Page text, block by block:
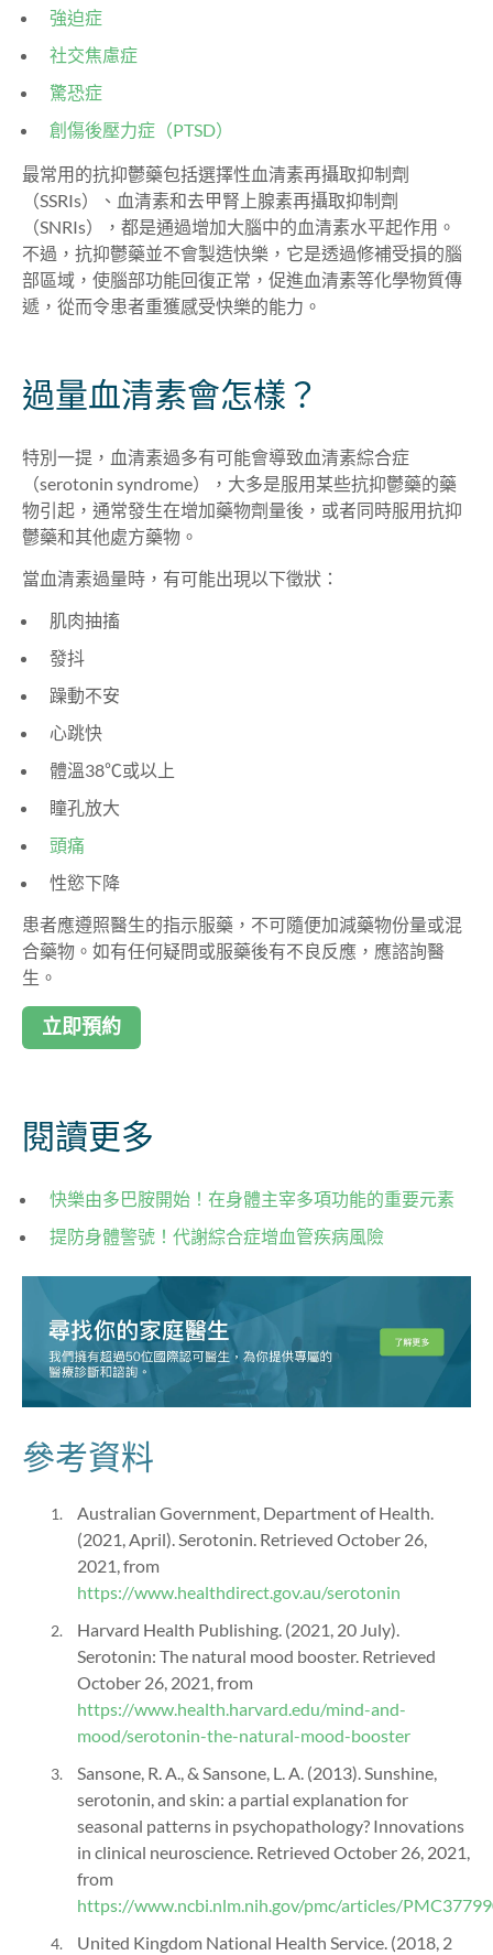
強迫症
社交焦慮症
驚恐症
創傷後壓力症（PTSD）
最常用的抗抑鬱藥包括選擇性血清素再攝取抑制劑
（SSRIs）、血清素和去甲腎上腺素再攝取抑制劑
（SNRIs），都是通過增加大腦中的血清素水平起作用。
不過，抗抑鬱藥並不會製造快樂，它是透過修補受損的腦
部區域，使腦部功能回復正常，促進血清素等化學物質傳
遞，從而令患者重獲感受快樂的能力。
過量血清素會怎樣？
特別一提，血清素過多有可能會導致血清素綜合症
（serotonin syndrome），大多是服用某些抗抑鬱藥的藥
物引起，通常發生在增加藥物劑量後，或者同時服用抗抑
鬱藥和其他處方藥物。
當血清素過量時，有可能出現以下徵狀：
肌肉抽搐
發抖
躁動不安
心跳快
體溫38℃或以上
瞳孔放大
頭痛
性慾下降
患者應遵照醫生的指示服藥，不可隨便加減藥物份量或混
合藥物。如有任何疑問或服藥後有不良反應，應諮詢醫
生。
立即預約
閱讀更多
快樂由多巴胺開始！在身體主宰多項功能的重要元素
提防身體警號！代謝綜合症增血管疾病風險
參考資料
Australian Government, Department of Health.
(2021, April). Serotonin. Retrieved October 26,
2021, from
https://www.healthdirect.gov.au/serotonin
Harvard Health Publishing. (2021, 20 July).
Serotonin: The natural mood booster. Retrieved
October 26, 2021, from
https://www.health.harvard.edu/mind-and-
mood/serotonin-the-natural-mood-booster
Sansone, R. A., & Sansone, L. A. (2013). Sunshine,
serotonin, and skin: a partial explanation for
seasonal patterns in psychopathology? Innovations
in clinical neuroscience. Retrieved October 26, 2021,
from
https://www.ncbi.nlm.nih.gov/pmc/articles/
United Kingdom National Health Service. (2018, 2